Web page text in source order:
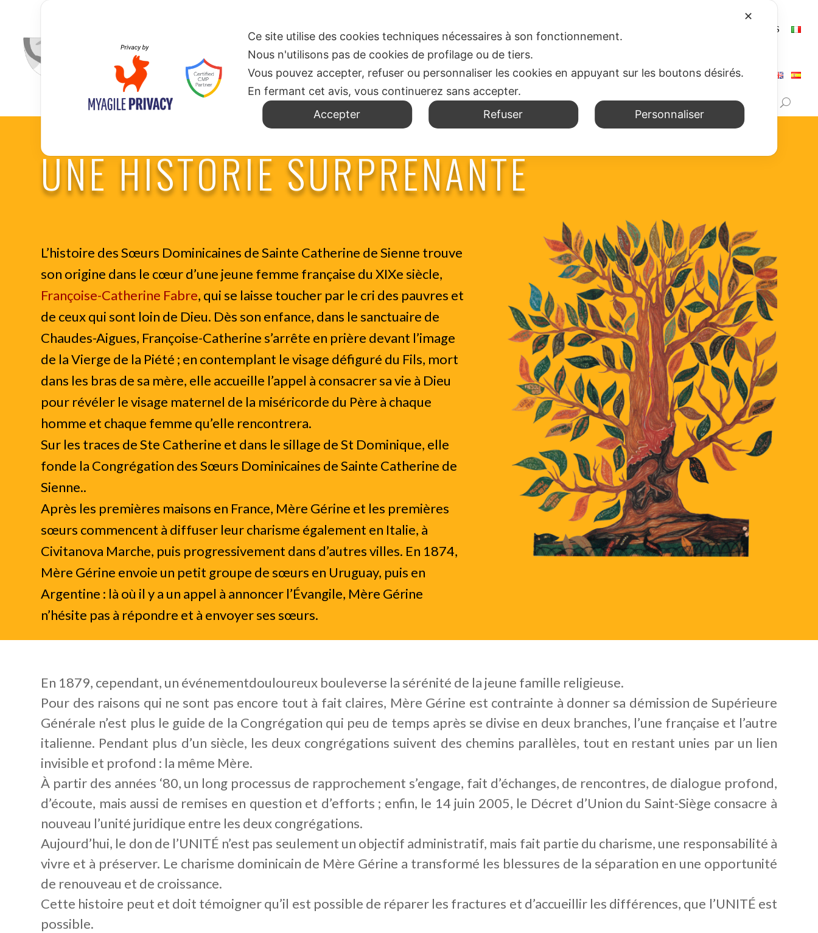
LIENS
UNE HISTORIE SURPRENANTE
L’histoire des Sœurs Dominicaines de Sainte Catherine de Sienne trouve
son origine dans le cœur d’une jeune femme française du XIXe siècle,
Françoise-Catherine Fabre, qui se laisse toucher par le cri des pauvres et
de ceux qui sont loin de Dieu. Dès son enfance, dans le sanctuaire de
Chaudes-Aigues, Françoise-Catherine s’arrête en prière devant l’image
de la Vierge de la Piété ; en contemplant le visage défiguré du Fils, mort
dans les bras de sa mère, elle accueille l’appel à consacrer sa vie à Dieu
pour révéler le visage maternel de la miséricorde du Père à chaque
homme et chaque femme qu’elle rencontrera.
Sur les traces de Ste Catherine et dans le sillage de St Dominique, elle
fonde la Congrégation des Sœurs Dominicaines de Sainte Catherine de
Sienne..
Après les premières maisons en France, Mère Gérine et les premières
sœurs commencent à diffuser leur charisme également en Italie, à
Civitanova Marche, puis progressivement dans d’autres villes. En 1874,
Mère Gérine envoie un petit groupe de sœurs en Uruguay, puis en
Argentine : là où il y a un appel à annoncer l’Évangile, Mère Gérine
n’hésite pas à répondre et à envoyer ses sœurs.
En 1879, cependant, un événementdouloureux bouleverse la sérénité de la jeune famille religieuse.
Pour des raisons qui ne sont pas encore tout à fait claires, Mère Gérine est contrainte à donner sa démission de Supérieure
Générale n’est plus le guide de la Congrégation qui peu de temps après se divise en deux branches, l’une française et l’autre
italienne. Pendant plus d’un siècle, les deux congrégations suivent des chemins parallèles, tout en restant unies par un lien
invisible et profond : la même Mère.
À partir des années ‘80, un long processus de rapprochement s’engage, fait d’échanges, de rencontres, de dialogue profond,
d’écoute, mais aussi de remises en question et d’efforts ; enfin, le 14 juin 2005, le Décret d’Union du Saint-Siège consacre à
nouveau l’unité juridique entre les deux congrégations.
Aujourd’hui, le don de l’UNITÉ n’est pas seulement un objectif administratif, mais fait partie du charisme, une responsabilité à
vivre et à préserver. Le charisme dominicain de Mère Gérine a transformé les blessures de la séparation en une opportunité
de renouveau et de croissance.
Cette histoire peut et doit témoigner qu’il est possible de réparer les fractures et d’accueillir les différences, que l’UNITÉ est
possible.
✕
Ce site utilise des cookies techniques nécessaires à son fonctionnement.
Nous n'utilisons pas de cookies de profilage ou de tiers.
Vous pouvez accepter, refuser ou personnaliser les cookies en appuyant sur les boutons désirés.
En fermant cet avis, vous continuerez sans accepter.
Accepter
Refuser Personnaliser